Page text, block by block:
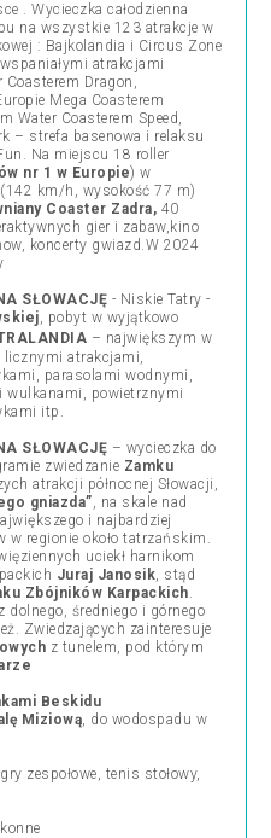
. Wycieczka całodzienna
na wszystkie 123 atrakcje w
: Bajkolandia i Circus Zone
atrakcjami
Dragon,
Mega Coasterem
Water Coasterem Speed,
– strefa basenowa i relaksu
Na miejscu 18 roller
nr 1 w Europie) w
(142 km/h, wysokość 77 m)
Coaster Zadra, 40
gier i zabaw,kino
koncerty gwiazd.W 2024
SŁOWACJĘ - Niskie Tatry -
, pobyt w wyjątkowo
– największym w
licznymi atrakcjami,
parasolami wodnymi,
wulkanami, powietrznymi
itp.
SŁOWACJĘ – wycieczka do
zwiedzanie Zamku
atrakcji północnej Słowacji,
gniazda”, na skale nad
i najbardziej
w regionie około tatrzańskim.
uciekł harnikom
Juraj Janosik, stąd
Zbójników Karpackich.
dolnego, średniego i górnego
Zwiedzających zainteresuje
z tunelem, pod którym
Beskidu
Miziową, do wodospadu w
zespołowe, tenis stołowy,